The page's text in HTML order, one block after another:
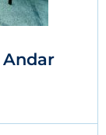
Andar